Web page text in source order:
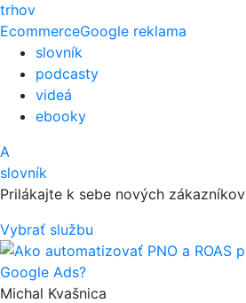
trhov
EcommerceGoogle reklama
slovník
podcasty
videá
ebooky
A
slovník
Prilákajte k sebe nových zákazníkov
Vybrať službu
Michal Kvašnica